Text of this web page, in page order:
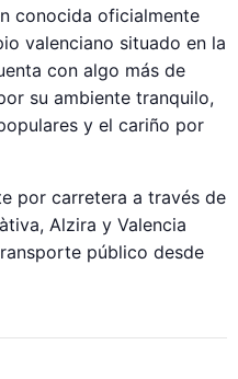
conocida oficialmente
valenciano situado en la
con algo más de
su ambiente tranquilo,
y el cariño por
por carretera a través de
Alzira y Valencia
público desde